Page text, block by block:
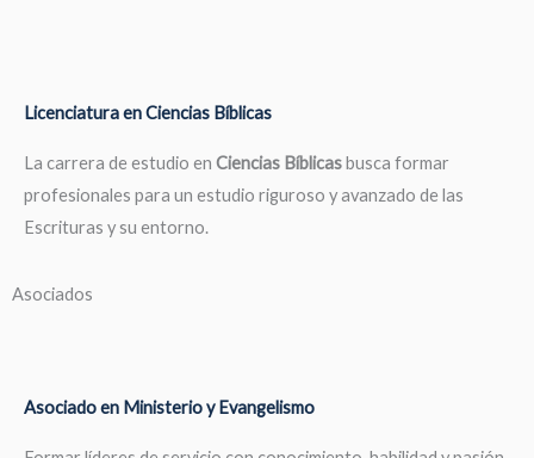
Licenciatura en Ciencias Bíblicas
La carrera de estudio en Ciencias Bíblicasbusca formar
profesionales para un estudio riguroso y avanzado de las
Escrituras y su entorno.
Asociados
Asociado en Ministerio y Evangelismo